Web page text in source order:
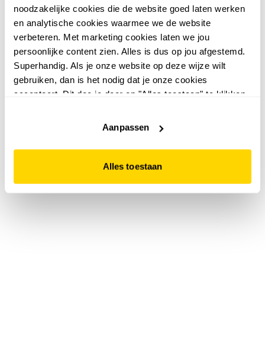
noodzakelijke cookies die de website goed laten werken
en analytische cookies waarmee we de website
verbeteren. Met marketing cookies laten we jou
persoonlijke content zien. Alles is dus op jou afgestemd.
Superhandig. Als je onze website op deze wijze wilt
gebruiken, dan is het nodig dat je onze cookies
accepteert. Dit doe je door op "Alles toestaan" te klikken.
website niet optimaal functioneert.
Aanpassen
Alles toestaan